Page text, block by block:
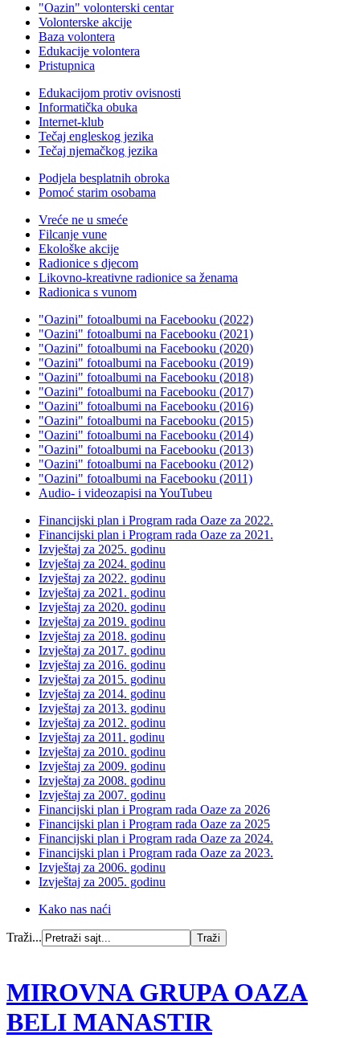
"Oazin" volonterski centar
Volonterske akcije
Baza volontera
Edukacije volontera
Pristupnica
Edukacijom protiv ovisnosti
Informatička obuka
Internet-klub
Tečaj engleskog jezika
Tečaj njemačkog jezika
Podjela besplatnih obroka
Pomoć starim osobama
Vreće ne u smeće
Filcanje vune
Ekološke akcije
Radionice s djecom
Likovno-kreativne radionice sa ženama
Radionica s vunom
"Oazini" fotoalbumi na Facebooku (2022)
"Oazini" fotoalbumi na Facebooku (2021)
"Oazini" fotoalbumi na Facebooku (2020)
"Oazini" fotoalbumi na Facebooku (2019)
"Oazini" fotoalbumi na Facebooku (2018)
"Oazini" fotoalbumi na Facebooku (2017)
"Oazini" fotoalbumi na Facebooku (2016)
"Oazini" fotoalbumi na Facebooku (2015)
"Oazini" fotoalbumi na Facebooku (2014)
"Oazini" fotoalbumi na Facebooku (2013)
"Oazini" fotoalbumi na Facebooku (2012)
"Oazini" fotoalbumi na Facebooku (2011)
Audio- i videozapisi na YouTubeu
Financijski plan i Program rada Oaze za 2022.
Financijski plan i Program rada Oaze za 2021.
Izvještaj za 2025. godinu
Izvještaj za 2024. godinu
Izvještaj za 2022. godinu
Izvještaj za 2021. godinu
Izvještaj za 2020. godinu
Izvještaj za 2019. godinu
Izvještaj za 2018. godinu
Izvještaj za 2017. godinu
Izvještaj za 2016. godinu
Izvještaj za 2015. godinu
Izvještaj za 2014. godinu
Izvještaj za 2013. godinu
Izvještaj za 2012. godinu
Izvještaj za 2011. godinu
Izvještaj za 2010. godinu
Izvještaj za 2009. godinu
Izvještaj za 2008. godinu
Izvještaj za 2007. godinu
Financijski plan i Program rada Oaze za 2026
Financijski plan i Program rada Oaze za 2025
Financijski plan i Program rada Oaze za 2024.
Financijski plan i Program rada Oaze za 2023.
Izvještaj za 2006. godinu
Izvještaj za 2005. godinu
Kako nas naći
Traži...
MIROVNA GRUPA OAZA
BELI MANASTIR